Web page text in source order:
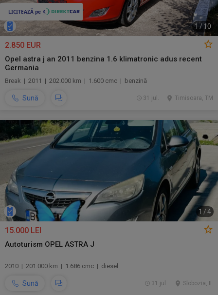
1 /10
2.850 EUR
Opel astra j an 2011 benzina 1.6 klimatronic adus recent
Germania
Break | 2011 | 202.000 km | 1.600 cmc | benzină
Sună Timisoara, TM
31 jul.
1 /4
15.000 LEI
Autoturism OPEL ASTRA J
2010 | 201.000 km | 1.686 cmc | diesel
Sună Slobozia, IL
31 jul.